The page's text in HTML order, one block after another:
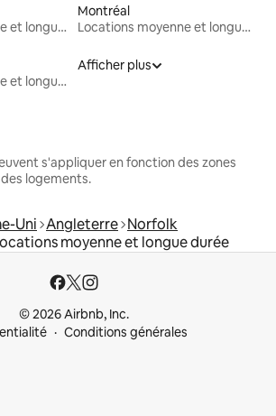
Locations moyenne et longue durée
Montréal
Locations moyenne et longue durée
Locations moyenne et longue durée
Afficher plus
s'appliquer en fonction des zones
logements.
Uni Angleterre Norfolk
moyenne et longue durée
© 2026 Airbnb, Inc.
Conditions générales